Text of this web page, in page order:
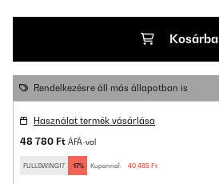
Kosárba
Rendelkezésre áll más állapotban is
Használat termék vásárlása
48 780 Ft ÁFÁ-val
FULLSWING17 -17% Kuponnal: 40 485 Ft